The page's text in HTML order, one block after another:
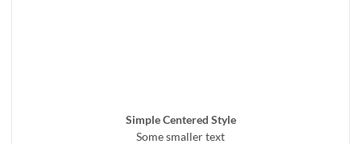
Simple Centered Style
Some smaller text